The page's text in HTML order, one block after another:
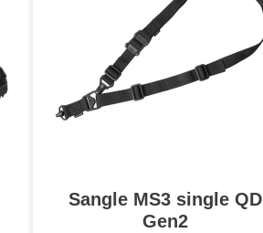
Sangle MS3 single QD
Gen2